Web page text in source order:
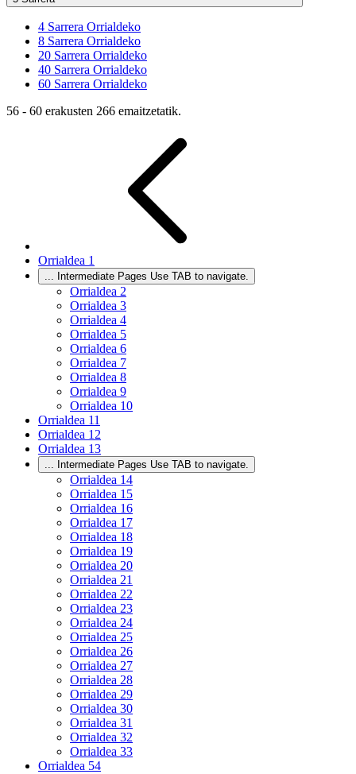
4 Sarrera Orrialdeko
8 Sarrera Orrialdeko
20 Sarrera Orrialdeko
40 Sarrera Orrialdeko
60 Sarrera Orrialdeko
56 - 60 erakusten 266 emaitzetatik.
Orrialdea 1
... Intermediate Pages Use TAB to navigate.
Orrialdea 2
Orrialdea 3
Orrialdea 4
Orrialdea 5
Orrialdea 6
Orrialdea 7
Orrialdea 8
Orrialdea 9
Orrialdea 10
Orrialdea 11
Orrialdea 12
Orrialdea 13
... Intermediate Pages Use TAB to navigate.
Orrialdea 14
Orrialdea 15
Orrialdea 16
Orrialdea 17
Orrialdea 18
Orrialdea 19
Orrialdea 20
Orrialdea 21
Orrialdea 22
Orrialdea 23
Orrialdea 24
Orrialdea 25
Orrialdea 26
Orrialdea 27
Orrialdea 28
Orrialdea 29
Orrialdea 30
Orrialdea 31
Orrialdea 32
Orrialdea 33
Orrialdea 54